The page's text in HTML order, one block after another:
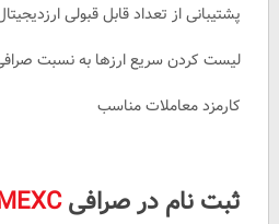
پشتیبانی از تعداد قابل قبولی
لیست کردن سریع ارزها به نسبت
کارمزد معاملات مناسب
ثبت نام در صرافی